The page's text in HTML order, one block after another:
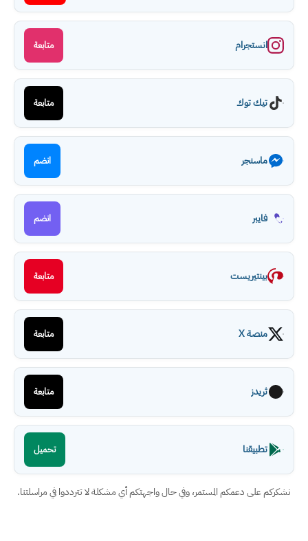
انستجرام متابعة
تيك توك متابعة
ماسنجر انضم
فايبر انضم
بينتيريست متابعة
منصة X متابعة
ثريدز متابعة
تطبيقنا تحميل
نشكركم على دعمكم المستمر، وفي حال واجهتكم أي مشكلة لا تترددوا في مراسلتنا.